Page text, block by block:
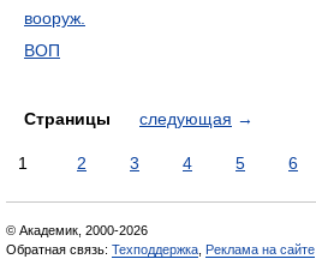
вооруж.
ВОП
Страницы следующая →
1 2 3 4 5 6
© Академик, 2000-2026
Обратная связь: Техподдержка Реклама на сайте